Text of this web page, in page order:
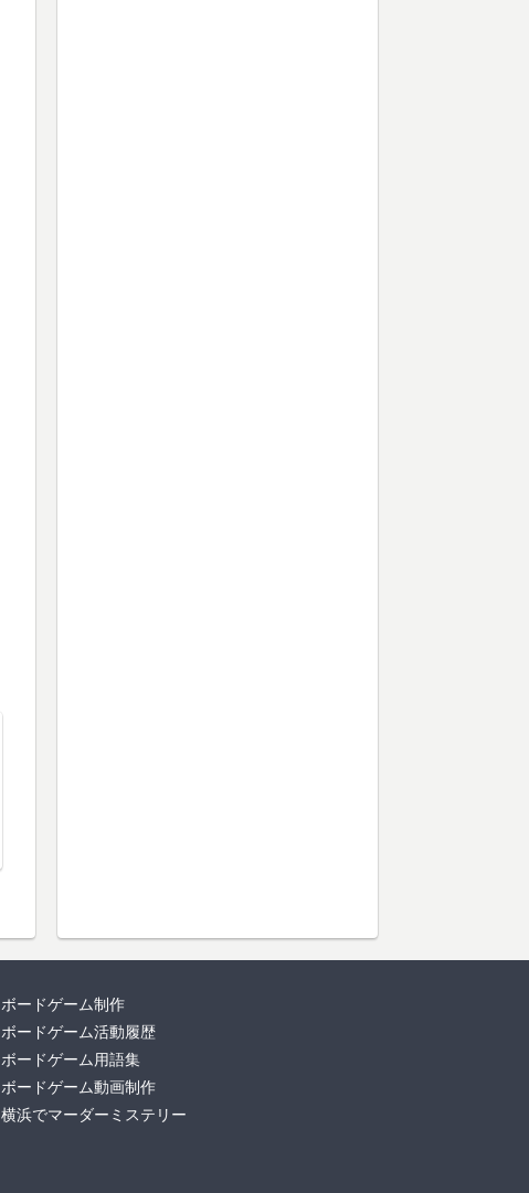
ボードゲーム制作
ボードゲーム活動履歴
ボードゲーム用語集
ボードゲーム動画制作
横浜でマーダーミステリー